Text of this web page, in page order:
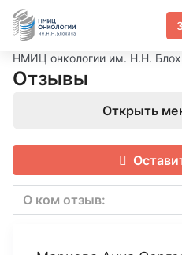
НМИЦ онкологии им. Н.Н.
Отзывы
Открыть
О ком отзыв: